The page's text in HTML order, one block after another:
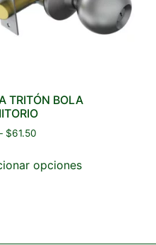
TRITÓN BOLA
$61.50
opciones